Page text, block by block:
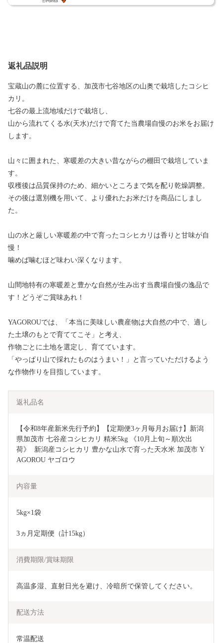
返礼品説明
宝蔵山の麓に位置する、加茂市七谷地区の山奥で栽培したコシヒ
カリ。
七谷の最上流地域だけで栽培し、
山から流れてくる水(天水)だけで育てた当農場自慢のお米をお届け
します。
山々に囲まれた、寒暖差の大きい昔ながらの棚田で栽培していま
す。
収穫後は品質保持のため、細かいところまで気を配り乾燥調整。
その後は選別機を用いて、より優れたお米だけを商品にしまし
た。
山の水と厳しい寒暖差の中で育ったコシヒカリは香りと甘味が自
慢！
噛めば噛むほど味わい深くなります。
山間地特有の寒暖差と豊かな自然が生み出す当農場自慢の逸品で
す！どうぞご賞味あれ！
YAGOROUでは、「本当に美味しい農産物は大自然の中で、適し
た土壌のもとで育ててこそ」と考え、
作物ごとに土地を選定し、育てています。
「やっぱり山で採れたものはうまい！」と言っていただけるよう
な作物作りを目指しています。
返礼品名
【令和8年産新米先行予約】【定期便3ヶ月毎月お届け】新潟
県加茂市 七谷産コシヒカリ 精米5kg 《10月上旬～順次出
荷》  新潟産コシヒカリ 豊かな山水で育った天水米 加茂市 Y
AGOROU ヤゴロウ
内容量
5kg×1袋
3ヵ月定期便（計15kg）
消費期限/賞味期限
高温多湿、直射日光を避け、冷暗所で保管してください。
配送方法
常温配送